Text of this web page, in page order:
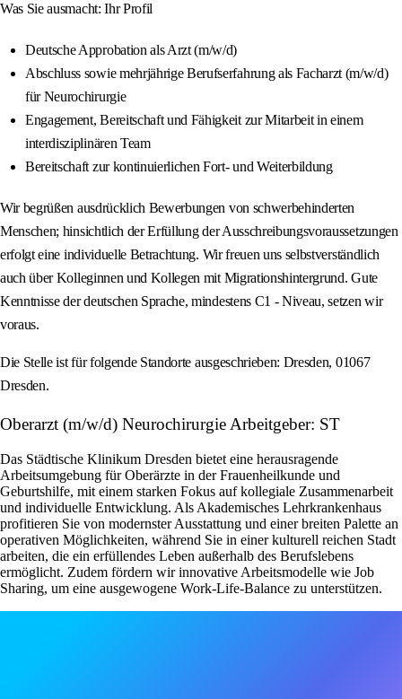
Was Sie ausmacht: Ihr Profil
Deutsche Approbation als Arzt (m/w/d)
Abschluss sowie mehrjährige Berufserfahrung als Facharzt (m/w/d)
für Neurochirurgie
Engagement, Bereitschaft und Fähigkeit zur Mitarbeit in einem
interdisziplinären Team
Bereitschaft zur kontinuierlichen Fort- und Weiterbildung
Wir begrüßen ausdrücklich Bewerbungen von schwerbehinderten
Menschen; hinsichtlich der Erfüllung der Ausschreibungsvoraussetzungen
erfolgt eine individuelle Betrachtung. Wir freuen uns selbstverständlich
auch über Kolleginnen und Kollegen mit Migrationshintergrund. Gute
Kenntnisse der deutschen Sprache, mindestens C1 - Niveau, setzen wir
voraus.
Die Stelle ist für folgende Standorte ausgeschrieben: Dresden, 01067
Dresden.
Oberarzt (m/w/d) Neurochirurgie Arbeitgeber: ST
Das Städtische Klinikum Dresden bietet eine herausragende
Arbeitsumgebung für Oberärzte in der Frauenheilkunde und
Geburtshilfe, mit einem starken Fokus auf kollegiale Zusammenarbeit
und individuelle Entwicklung. Als Akademisches Lehrkrankenhaus
profitieren Sie von modernster Ausstattung und einer breiten Palette an
operativen Möglichkeiten, während Sie in einer kulturell reichen Stadt
arbeiten, die ein erfüllendes Leben außerhalb des Berufslebens
ermöglicht. Zudem fördern wir innovative Arbeitsmodelle wie Job
Sharing, um eine ausgewogene Work-Life-Balance zu unterstützen.